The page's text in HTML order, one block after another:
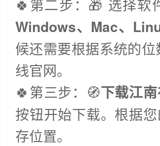
🍀第二步：🎁 选择软
Windows、Mac、
候还需要根据系统的
线官网。
🍀第三步：🧭下载江
按钮开始下载。根据
存位置。